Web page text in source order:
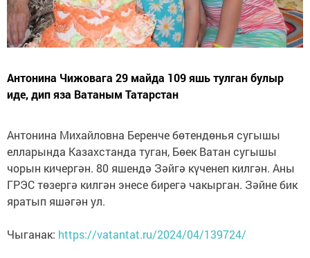
Антонина Чижовага 29 майда 109 яшь тулган булыр
иде, дип яза Ватаным Татарстан
Антонина Михайловна Беренче бөтендөнья сугышы
елларында Казахстанда туган, Бөек Ватан сугышы
чорын кичергән. 80 яшендә Зәйгә күченеп килгән. Аны
ГРЭС төзергә килгән энесе бирегә чакырган. Зәйне бик
яратып яшәгән ул.
Чыганак: https://vatantat.ru/2024/04/139724/